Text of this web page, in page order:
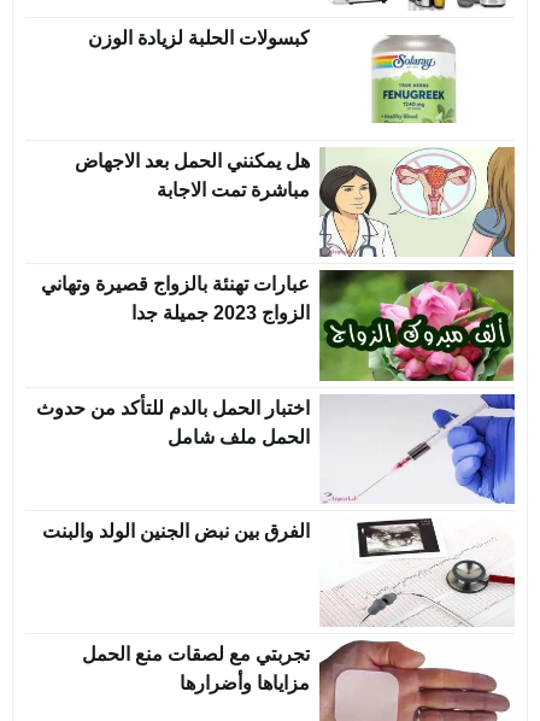
كبسولات الحلبة لزيادة الوزن
هل يمكنني الحمل بعد الاجهاض
مباشرة تمت الاجابة
عبارات تهنئة بالزواج قصيرة وتهاني
الزواج 2023 جميلة جدا
اختبار الحمل بالدم للتأكد من حدوث
الحمل ملف شامل
الفرق بين نبض الجنين الولد والبنت
تجربتي مع لصقات منع الحمل
مزاياها وأضرارها